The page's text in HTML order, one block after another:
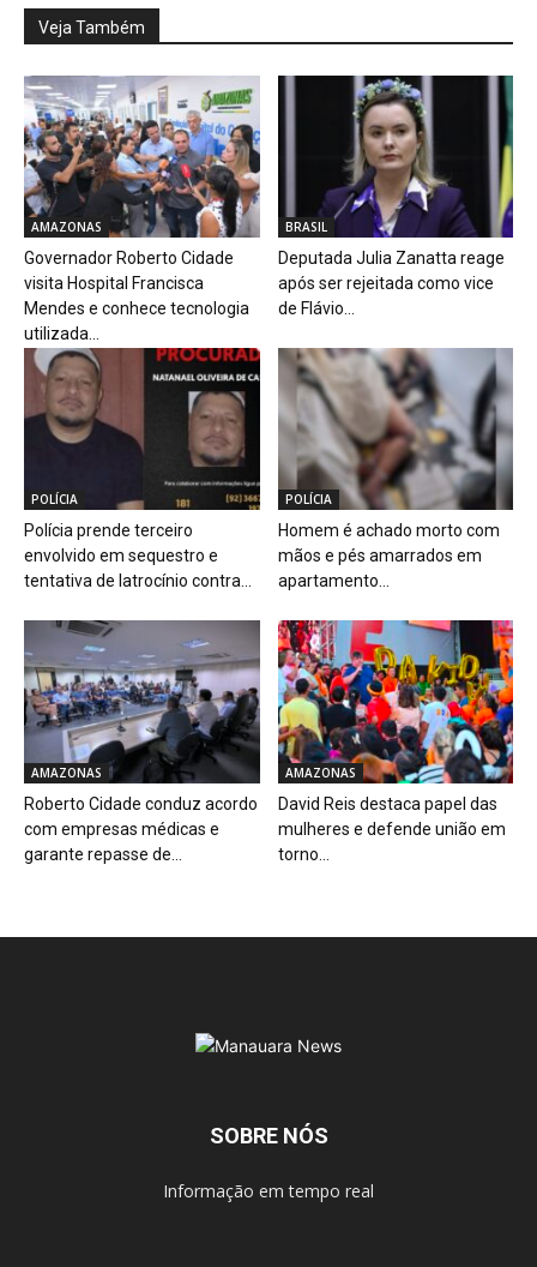
Veja Também
AMAZONAS
Governador Roberto Cidade
visita Hospital Francisca
Mendes e conhece tecnologia
utilizada...
BRASIL
Deputada Julia Zanatta reage
após ser rejeitada como vice
de Flávio...
POLÍCIA
Polícia prende terceiro
envolvido em sequestro e
tentativa de latrocínio contra...
POLÍCIA
Homem é achado morto com
mãos e pés amarrados em
apartamento...
AMAZONAS
Roberto Cidade conduz acordo
com empresas médicas e
garante repasse de...
AMAZONAS
David Reis destaca papel das
mulheres e defende união em
torno...
SOBRE NÓS
Informação em tempo real